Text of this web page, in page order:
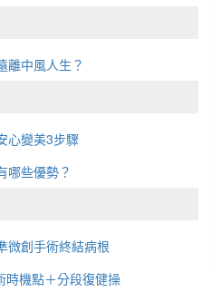
離中風人生？
心變美3步驟
哪些優勢？
微創手術終結病根
時機點＋分段復健操